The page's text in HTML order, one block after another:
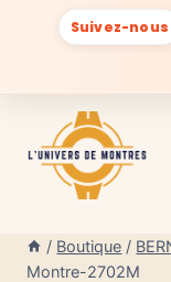
Suivez-nous
contenu
/ Boutique /
Montre-2702M